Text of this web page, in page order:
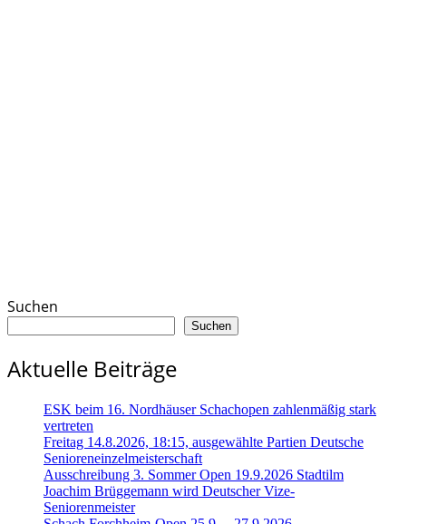
Suchen
Suchen
Aktuelle Beiträge
ESK beim 16. Nordhäuser Schachopen zahlenmäßig stark
vertreten
Freitag 14.8.2026, 18:15, ausgewählte Partien Deutsche
Senioreneinzelmeisterschaft
Ausschreibung 3. Sommer Open 19.9.2026 Stadtilm
Joachim Brüggemann wird Deutscher Vize-
Seniorenmeister